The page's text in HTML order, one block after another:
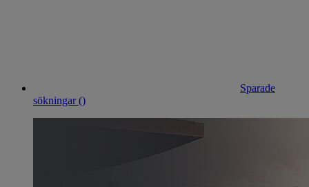
Sparade
sökningar ()